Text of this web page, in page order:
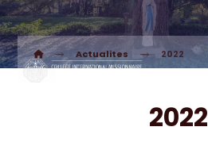
Actualites 2022
2022